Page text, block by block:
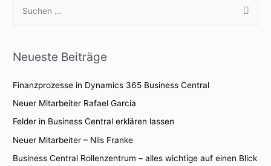
h
a
c
h
Neueste Beiträge
Finanzprozesse in Dynamics 365 Business Central
Neuer Mitarbeiter Rafael Garcia
Felder in Business Central erklären lassen
Neuer Mitarbeiter – Nils Franke
Business Central Rollenzentrum – alles wichtige auf einen Blick